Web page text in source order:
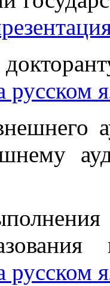
русском
русском